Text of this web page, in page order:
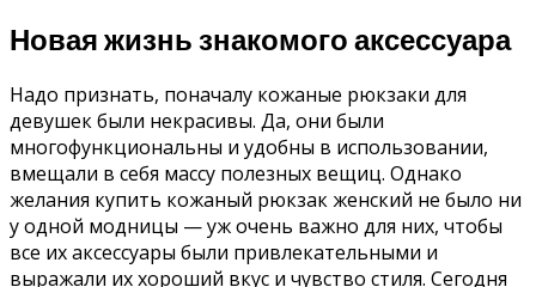
Новая жизнь знакомого аксессуара
Надо признать, поначалу кожаные рюкзаки для
девушек были некрасивы. Да, они были
многофункциональны и удобны в использовании,
вмещали в себя массу полезных вещиц. Однако
желания купить кожаный рюкзак женский не было ни
у одной модницы — уж очень важно для них, чтобы
все их аксессуары были привлекательными и
выражали их хороший вкус и чувство стиля. Сегодня